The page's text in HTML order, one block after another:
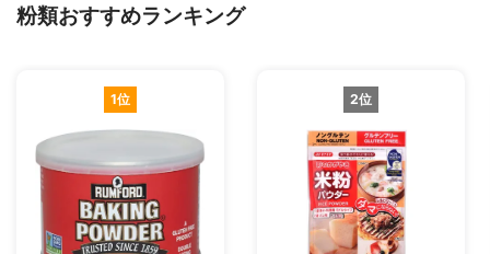
粉類おすすめランキング
1位 2位